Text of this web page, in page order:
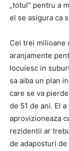
„totul” pentru a
el se asigura ca
Cei trei milioane
aranjamente
locuiesc in
sa aiba un plan
care se va
de 51 de ani. El
aprovizioneaza
rezidentii ar
de adaposturi